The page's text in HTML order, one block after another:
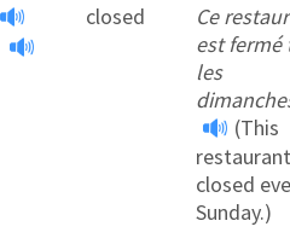
closed
Ce
est fermé
les
(This
closed
Sunday.)